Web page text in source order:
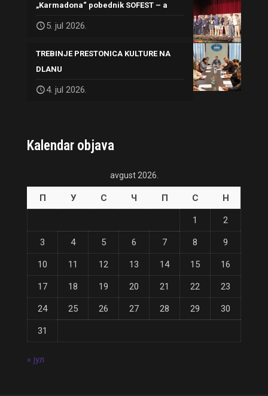
„Karmadona“ pobednik SOFEST – a
5. jul 2026.
TREBINJE PRESTONICA KULTURE NA
DLANU
4. jul 2026.
Kalendar objava
avgust 2026.
П У С Ч П С Н
1 2
3 4 5 6 7 8 9
10 11 12 13 14 15 16
17 18 19 20 21 22 23
24 25 26 27 28 29 30
31
« јул